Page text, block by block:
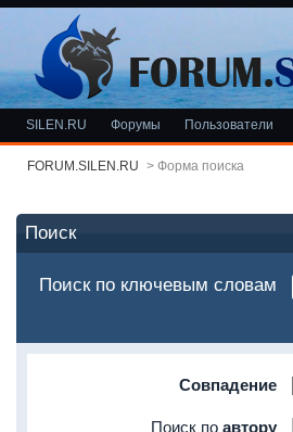
SILEN.RU Форумы Пользователи
FORUM.SILEN.RU > Форма поиска
Поиск
Поиск по ключевым словам
Совпадение
Поиск по автору